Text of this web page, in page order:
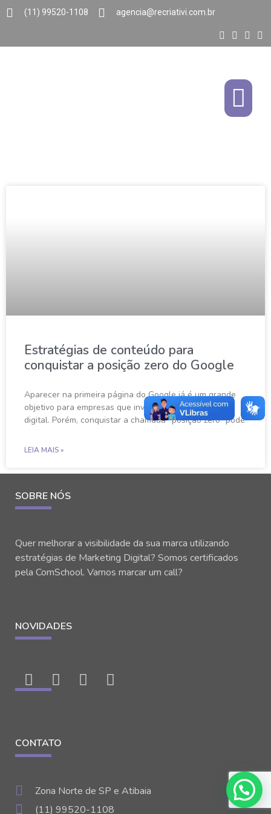
(11) 99520-1108 agencia@recriativi.com.br
Estratégias de conteúdo para
conquistar a posição zero do Google
Aparecer na primeira página do Google já é um grande
objetivo para empresas que investem em marketing
digital. Porém, conquistar a chamada “posição zero” pode
LEIA MAIS »
SOBRE NÓS
Quer melhorar a visibilidade da sua marca utilizando
estratégias de Marketing Digital? Somos certificados
pela ComSchool. Vamos marcar um call?
NOVIDADES
CONTATO
Zona Norte de SP e Atibaia
(11) 99520-1108